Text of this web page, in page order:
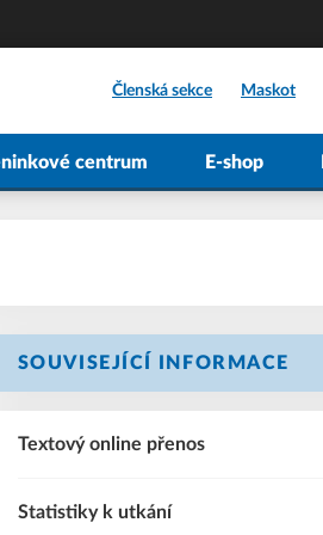
Členská sekce Maskot
centrum E-shop
SOUVISEJÍCÍ INFORMACE
Textový online přenos
Statistiky k utkání